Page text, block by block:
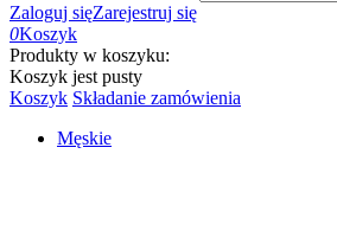
Zaloguj sięZarejestruj się
0Koszyk
Produkty w koszyku:
Koszyk jest pusty
Koszyk Składanie zamówienia
Męskie